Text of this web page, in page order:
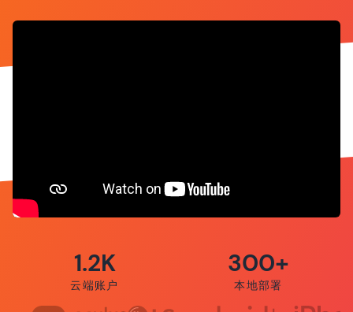
1.2K
云端账户
300+
本地部署